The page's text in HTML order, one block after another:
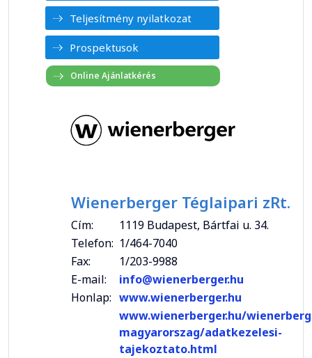
Teljesítmény nyilatkozat
Prospektusok
Wienerberger Téglaipari zRt.
Cím:
1119 Budapest, Bártfai u. 34.
Telefon: 1/464-7040
Fax:
1/203-9988
E-mail:
info@wienerberger.hu
Honlap: www.wienerberger.hu
www.wienerberger.hu/
magyarorszag/adatkezelesi-
tajekoztato.html